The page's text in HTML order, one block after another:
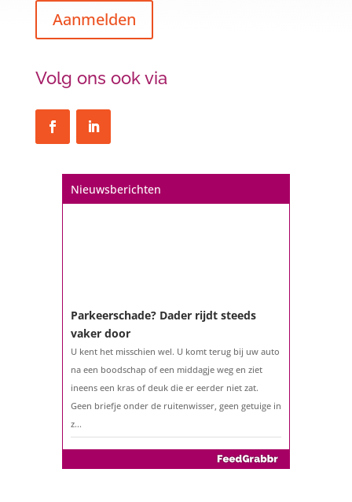
Aanmelden
Volg ons ook via
Nieuwsberichten
Een hypotheek na uw 57e? Er zijn
De woningmarkt is nog steeds in beweging.
het eigenlijk met een hypotheek als u 57 jaar of
ouder bent?...
Parkeerschade? Dader rijdt steeds
vaker door
U kent het misschien wel. U komt terug bij uw auto
na een boodschap of een middagje weg en ziet
ineens een kras of deuk die er eerder niet zat.
Geen briefje onder de ruitenwisser, geen getuige in
z...